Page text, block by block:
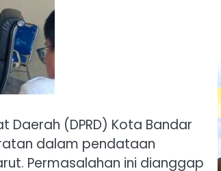
Daerah (DPRD) Kota Bandar
dalam pendataan
Permasalahan ini dianggap